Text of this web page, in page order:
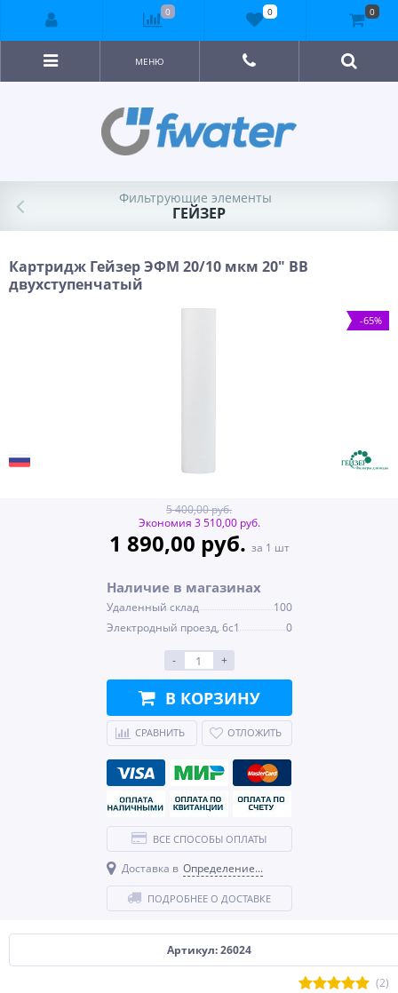
МЕНЮ
Фильтрующие элементы
ГЕЙЗЕР
Картридж Гейзер ЭФМ 20/10 мкм 20" BB
двухступенчатый
-65%
Артикул: 26024
(2)
5 400,00 руб.
Экономия 3 510,00 руб.
1 890,00 руб. за 1 шт
Наличие в магазинах
Удаленный склад
100
Электродный проезд, 6с1
0
- +
В КОРЗИНУ
СРАВНИТЬ ОТЛОЖИТЬ
ВСЕ СПОСОБЫ ОПЛАТЫ
Доставка в Определение...
ПОДРОБНЕЕ О ДОСТАВКЕ
0 0 0